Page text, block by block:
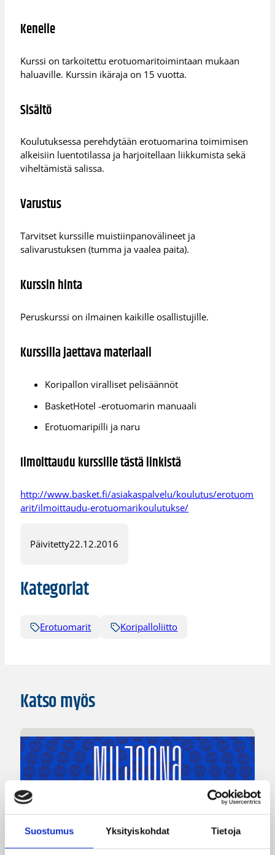
Suostumus Yksityiskohdat Tietoja
Kenelle
Kurssi on tarkoitettu erotuomaritoimintaan mukaan
haluaville. Kurssin ikäraja on 15 vuotta.
Sisältö
Koulutuksessa perehdytään erotuomarina toimimisen
alkeisiin luentotilassa ja harjoitellaan liikkumista sekä
viheltämistä salissa.
Varustus
Tarvitset kurssille muistiinpanovälineet ja
salivarustuksen (tumma ja vaalea paita).
Kurssin hinta
Peruskurssi on ilmainen kaikille osallistujille.
Kurssilla jaettava materiaali
​Koripallon viralliset pelisäännöt
BasketHotel -erotuomarin manuaali
Erotuomaripilli ja naru
Ilmoittaudu kurssille tästä linkistä
http://www.basket.fi/asiakaspalvelu/koulutus/erotuom
arit/ilmoittaudu-erotuomarikoulutukse/
Päivitetty22.12.2016
Kategoriat
Erotuomarit Koripalloliitto
Katso myös